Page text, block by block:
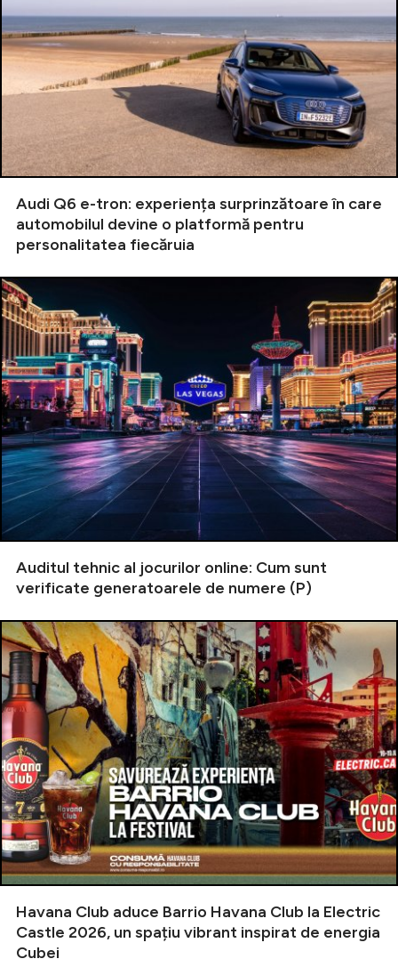
Audi Q6 e-tron: experiența surprinzătoare în care
automobilul devine o platformă pentru
personalitatea fiecăruia
Auditul tehnic al jocurilor online: Cum sunt
verificate generatoarele de numere (P)
Havana Club aduce Barrio Havana Club la Electric
Castle 2026, un spațiu vibrant inspirat de energia
Cubei